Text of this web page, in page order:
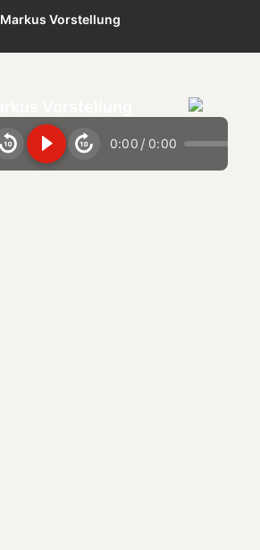
Markus Vorstellung
0:00 / 0:00